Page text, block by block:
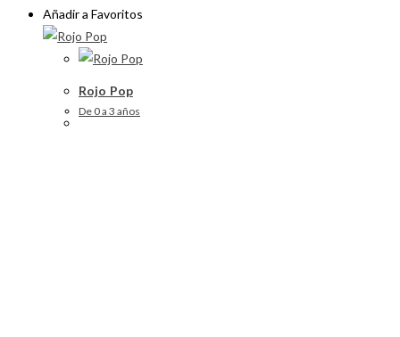
Añadir a Favoritos
Rojo Pop
De 0 a 3 años